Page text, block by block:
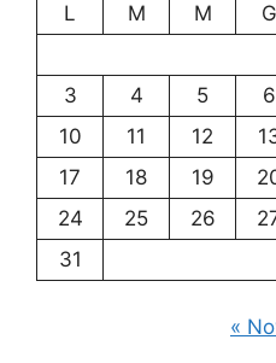
L
M M G
3
4 5 6
10
11 12
17
18 19
24
25 26
31
«